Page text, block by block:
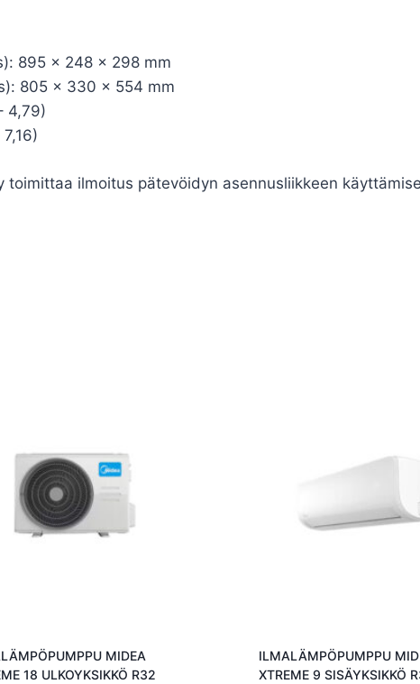
895 x 248 x 298 mm
805 x 330 x 554 mm
4,79)
ilmoitus pätevöidyn asennusliikkeen
MIDEA
18 ULKOYKSIKKÖ R32
ILMALÄMPÖPUMPPU
XTREME 9 SISÄYKSIKKÖ